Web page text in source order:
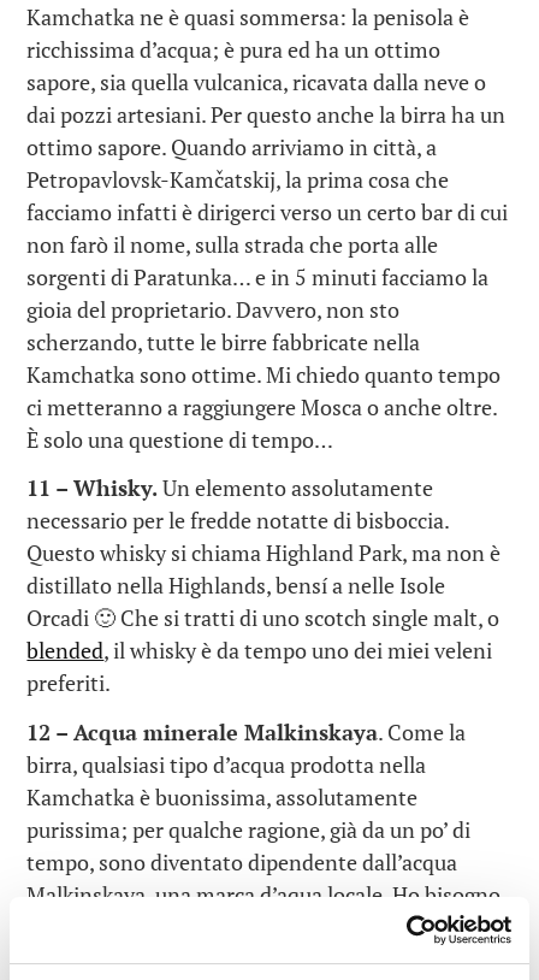
Kamchatka ne è quasi sommersa: la penisola è
ricchissima d’acqua; è pura ed ha un ottimo
sapore, sia quella vulcanica, ricavata dalla neve o
dai pozzi artesiani. Per questo anche la birra ha un
ottimo sapore. Quando arriviamo in città, a
Petropavlovsk-Kamčatskij, la prima cosa che
facciamo infatti è dirigerci verso un certo bar di cui
non farò il nome, sulla strada che porta alle
sorgenti di Paratunka… e in 5 minuti facciamo la
gioia del proprietario. Davvero, non sto
scherzando, tutte le birre fabbricate nella
Kamchatka sono ottime. Mi chiedo quanto tempo
ci metteranno a raggiungere Mosca o anche oltre.
È solo una questione di tempo…
11 – Whisky.Un elemento assolutamente
necessario per le fredde notatte di bisboccia.
Questo whisky si chiama Highland Park, ma non è
distillato nella Highlands, bensí a nelle Isole
Orcadi 🙂 Che si tratti di uno scotch single malt, o
blended, il whisky è da tempo uno dei miei veleni
preferiti.
12 – Acqua minerale Malkinskaya. Come la
birra, qualsiasi tipo d’acqua prodotta nella
Kamchatka è buonissima, assolutamente
purissima; per qualche ragione, già da un po’ di
tempo, sono diventato dipendente dall’acqua
Malkinskaya, una marca d’aqua locale. Ho bisogno
che venga commercializzata a Mosca e in tutto il
mondo. Per favore imprenditori, non è poi così